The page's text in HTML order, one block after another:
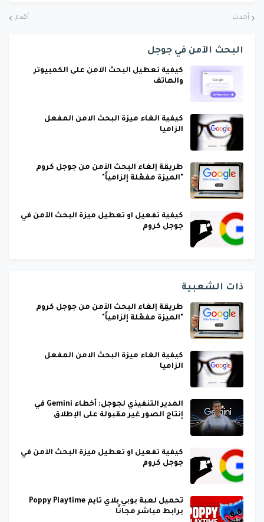
أحدث أقدم
البحث الآمن في جوجل
كيفية تعطيل البحث الآمن على الكمبيوتر
والهاتف
كيفية الغاء ميزة البحث الامن المفعل
الزاميا
طريقة إلغاء البحث الآمن من جوجل كروم
"الميزة مفعّلة إلزامياً"
كيفية تفعيل او تعطيل ميزة البحث الآمن في
جوجل كروم
ذات الشعبية
طريقة إلغاء البحث الآمن من جوجل كروم
"الميزة مفعّلة إلزامياً"
كيفية الغاء ميزة البحث الامن المفعل
الزاميا
المدير التنفيذي لجوجل: أخطاء Gemini في
إنتاج الصور غير مقبولة على الإطلاق
كيفية تفعيل او تعطيل ميزة البحث الآمن في
جوجل كروم
تحميل لعبة بوبي بلاي تايم Poppy Playtime
برابط مباشر مجانًا